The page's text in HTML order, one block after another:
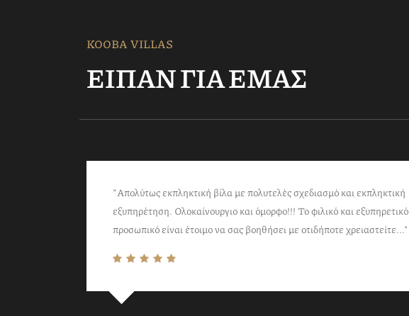
KOOBA VILLAS
ΕΙΠΑΝ ΓΙΑ ΕΜΑΣ
"Απολύτως εκπληκτική βίλα με πολυτελές σχεδιασμό και εκπληκτική
εξυπηρέτηση. Ολοκαίνουργιο και όμορφο!!! Το φιλικό και εξυπηρετικό
προσωπικό είναι έτοιμο να σας βοηθήσει με οτιδήποτε χρειαστείτε..."